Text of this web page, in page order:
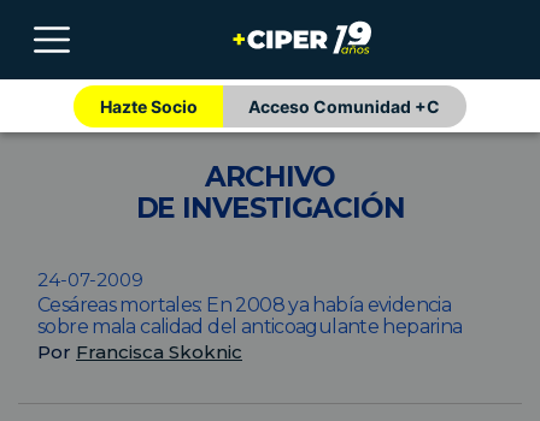
Hazte Socio Acceso Comunidad +C
ARCHIVO
DE INVESTIGACIÓN
24-07-2009
Cesáreas mortales: En 2008 ya había evidencia
sobre mala calidad del anticoagulante heparina
Por Francisca Skoknic